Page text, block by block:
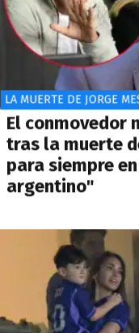
LA MUERTE DE JORGE
El conmovedor
tras la muerte
para siempre
argentino"